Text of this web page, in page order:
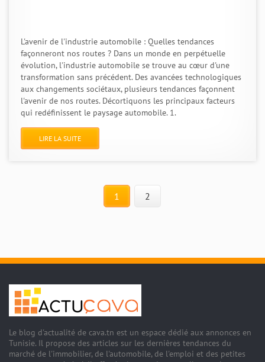
L'avenir de l'industrie automobile : Quelles tendances
façonneront nos routes ? Dans un monde en perpétuelle
évolution, l'industrie automobile se trouve au cœur d'une
transformation sans précédent. Des avancées technologiques
aux changements sociétaux, plusieurs tendances façonnent
l'avenir de nos routes. Décortiquons les principaux facteurs
qui redéfinissent le paysage automobile. 1.
LIRE LA SUITE
1 2
Le blog d'actualité de cava.tn est un espace dédié aux annonces en
Tunisie. Il propose des articles sur les dernières tendances du
marché de l'immobilier, de l'automobile, de l'emploi et des petites